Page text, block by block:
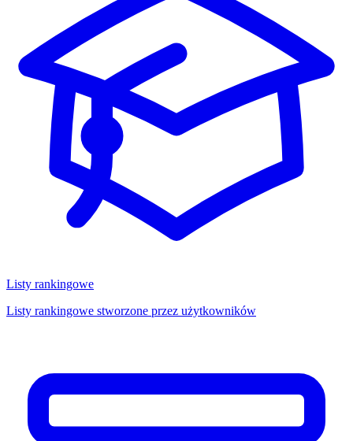
Listy rankingowe
Listy rankingowe stworzone przez użytkowników